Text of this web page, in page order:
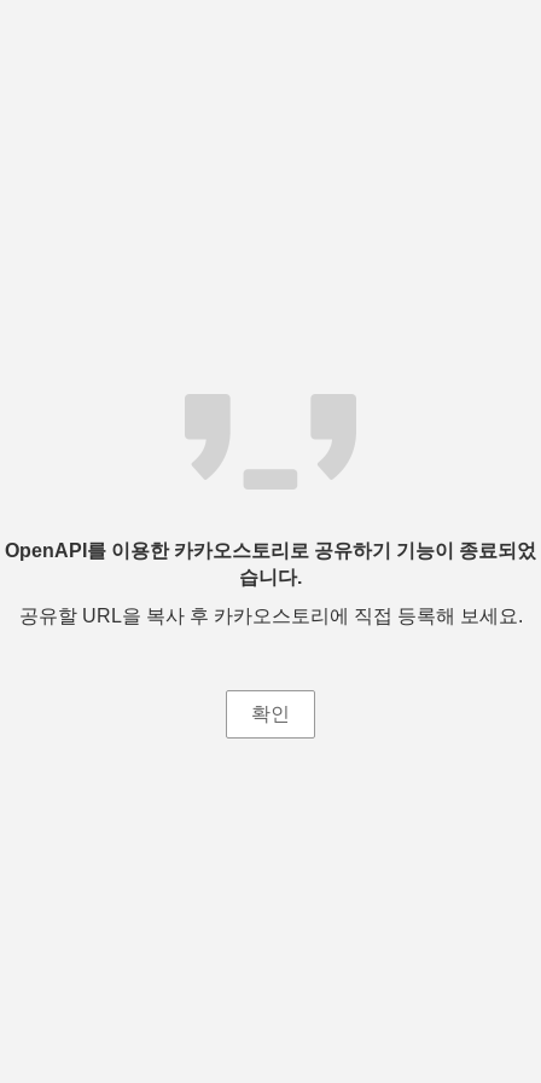
OpenAPI를 이용한 카카오스토리로 공유하기 기능이 종료되었
습니다.
공유할 URL을 복사 후 카카오스토리에 직접 등록해 보세요.
확인